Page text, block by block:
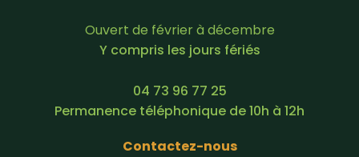
Ouvert de février à décembre
Y compris les jours fériés
04 73 96 77 25
Permanence téléphonique de 10h à 12h
Contactez-nous